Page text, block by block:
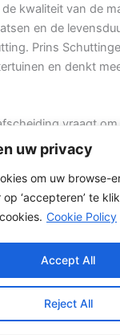
uw privacy
om uw browse-
‘accepteren’ te
Cookie Policy
Reject All
Accept All
kwaliteit van de
en de
Prins
en denkt
vraagt om
en palen. Wilt u
is een
een slimme keuze.
lengte van de
poorten of
past bij uw tuin?
gekozen voor